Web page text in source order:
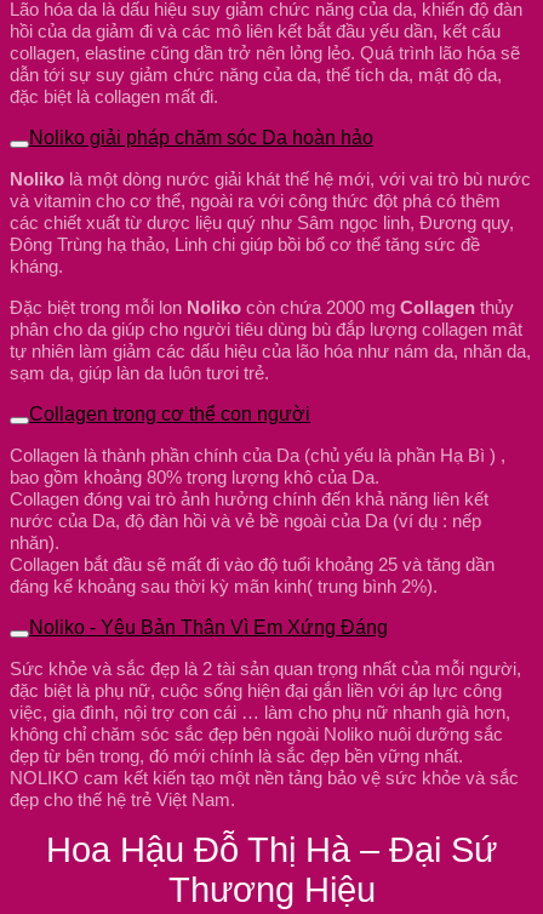
Lão hóa da là dấu hiệu suy giảm chức năng của da, khiến độ đàn
hồi của da giảm đi và các mô liên kết bắt đầu yếu dần, kết cấu
collagen, elastine cũng dần trở nên lỏng lẻo. Quá trình lão hóa sẽ
dẫn tới sự suy giảm chức năng của da, thể tích da, mật độ da,
đặc biệt là collagen mất đi.
Noliko giải pháp chăm sóc Da hoàn hảo
Noliko là một dòng nước giải khát thế hệ mới, với vai trò bù nước
và vitamin cho cơ thể, ngoài ra với công thức đột phá có thêm
các chiết xuất từ dược liệu quý như Sâm ngọc linh, Đương quy,
Đông Trùng hạ thảo, Linh chi giúp bồi bổ cơ thể tăng sức đề
kháng.
Đặc biệt trong mỗi lon Noliko còn chứa 2000 mg Collagen thủy
phân cho da giúp cho người tiêu dùng bù đắp lượng collagen mât
tự nhiên làm giảm các dấu hiệu của lão hóa như nám da, nhăn da,
sạm da, giúp làn da luôn tươi trẻ.
Collagen trong cơ thể con người
Collagen là thành phần chính của Da (chủ yếu là phần Hạ Bì ) ,
bao gồm khoảng 80% trọng lượng khô của Da.
Collagen đóng vai trò ảnh hưởng chính đến khả năng liên kết
nước của Da, độ đàn hồi và vẻ bề ngoài của Da (ví dụ : nếp
nhăn).
Collagen bắt đầu sẽ mất đi vào độ tuổi khoảng 25 và tăng dần
đáng kể khoảng sau thời kỳ mãn kinh( trung bình 2%).
Noliko - Yêu Bản Thân Vì Em Xứng Đáng
Sức khỏe và sắc đẹp là 2 tài sản quan trọng nhất của mỗi người,
đặc biệt là phụ nữ, cuộc sống hiện đại gắn liền với áp lực công
việc, gia đình, nội trợ con cái … làm cho phụ nữ nhanh già hơn,
không chỉ chăm sóc sắc đẹp bên ngoài Noliko nuôi dưỡng sắc
đẹp từ bên trong, đó mới chính là sắc đẹp bền vững nhất.
NOLIKO cam kết kiến tạo một nền tảng bảo vệ sức khỏe và sắc
đẹp cho thế hệ trẻ Việt Nam.
Hoa Hậu Đỗ Thị Hà – Đại Sứ
Thương Hiệu